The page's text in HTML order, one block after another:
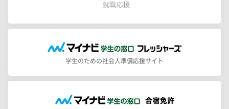
学生のための社会人準備応援サイト